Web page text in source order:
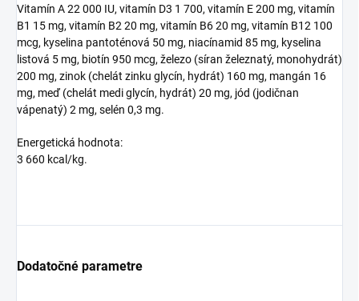
Vitamín A 22 000 IU, vitamín D3 1 700, vitamín E 200 mg, vitamín
B1 15 mg, vitamín B2 20 mg, vitamín B6 20 mg, vitamín B12 100
mcg, kyselina pantoténová 50 mg, niacínamid 85 mg, kyselina
listová 5 mg, biotín 950 mcg, železo (síran železnatý, monohydrát)
200 mg, zinok (chelát zinku glycín, hydrát) 160 mg, mangán 16
mg, meď (chelát medi glycín, hydrát) 20 mg, jód (jodičnan
vápenatý) 2 mg, selén 0,3 mg.
Energetická hodnota:
3 660 kcal/kg.
Dodatočné parametre